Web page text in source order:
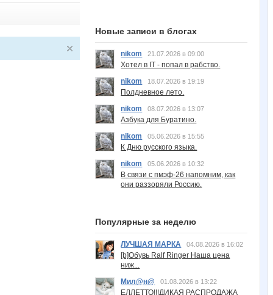
Новые записи в блогах
nikom 21.07.2026 в 09:00
Хотел в IT - попал в рабство.
nikom
18.07.2026 в 19:19
Полдневное лето.
nikom
08.07.2026 в 13:07
Азбука для Буратино.
nikom
05.06.2026 в 15:55
К Дню русского языка.
nikom
05.06.2026 в 10:32
В связи с пмэф-26 напомним, как
они раззоряли Россию.
Популярные за неделю
ЛУЧШАЯ МАРКА 04.08.2026 в 16:02
[b]Обувь Ralf Ringer Наша цена
ниж...
Мил@н@
01.08.2026 в 13:22
ЕЛЛЕТТО!!!ДИКАЯ РАСПРОДАЖА